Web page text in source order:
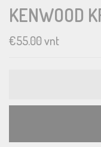
KENWOOD
€55.00vnt